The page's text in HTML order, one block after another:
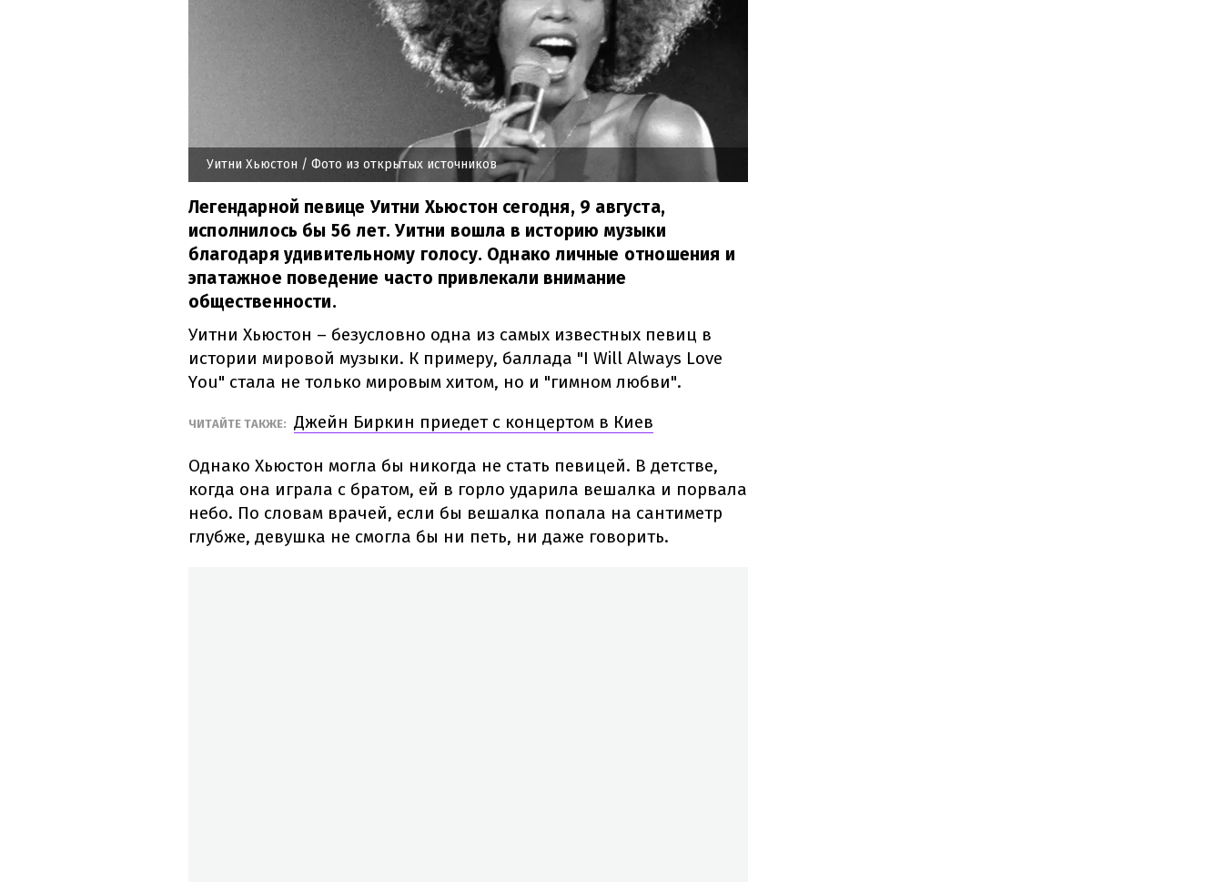
Уитни Хьюстон / Фото из открытых источников
Легендарной певице Уитни Хьюстон сегодня, 9 августа,
исполнилось бы 56 лет. Уитни вошла в историю музыки
благодаря удивительному голосу. Однако личные отношения и
эпатажное поведение часто привлекали внимание
общественности.
Уитни Хьюстон – безусловно одна из самых известных певиц в
истории мировой музыки. К примеру, баллада "I Will Always Love
You" стала не только мировым хитом, но и "гимном любви".
ЧИТАЙТЕ ТАКЖЕ: Джейн Биркин приедет с концертом в Киев
Однако Хьюстон могла бы никогда не стать певицей. В детстве,
когда она играла с братом, ей в горло ударила вешалка и порвала
небо. По словам врачей, если бы вешалка попала на сантиметр
глубже, девушка не смогла бы ни петь, ни даже говорить.